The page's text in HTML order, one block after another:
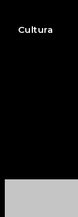
Cultura